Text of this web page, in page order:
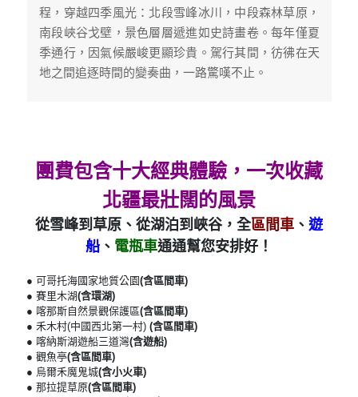
程，穿越四季風光：北段雪峰冰川，中段森林草原，
南段峽谷戈壁，景色層層遞進如史詩畫卷。每年僅夏
季通行，因氣候嚴峻更顯珍貴。駕行其間，彷彿在天
地之間追逐時間的變奏曲，一路驚嘆不止。
團費包含十大經典體驗，一次收藏
北疆最壯闊的風景
從雪峰到草原、從湖泊到峽谷，全區間車 、 遊
船 、 電瓶車通通幫您安排好！
● 可哥托海國家地質公園(含區間車)
● 賽里木湖(含環湖)
● 喀那斯自然景觀保護區(含區間車)
● 禾木村(中國西北第一村) (含區間車)
● 喀納斯湖遊船三道灣(含遊船)
● 觀魚亭(含區間車)
● 烏爾禾魔鬼城(含小火車)
● 那拉提草原(含區間車)